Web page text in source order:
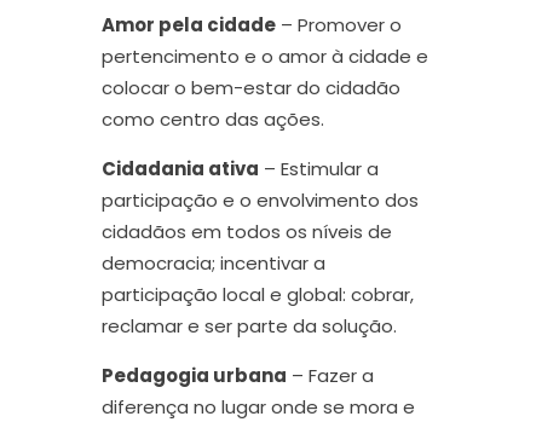
Amor pela cidade – Promover o
pertencimento e o amor à cidade e
colocar o bem-estar do cidadão
como centro das ações.
Cidadania ativa – Estimular a
participação e o envolvimento dos
cidadãos em todos os níveis de
democracia; incentivar a
participação local e global: cobrar,
reclamar e ser parte da solução.
Pedagogia urbana – Fazer a
diferença no lugar onde se mora e